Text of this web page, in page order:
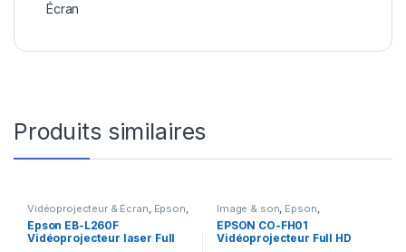
Écran
Produits similaires
Vidéoprojecteur & Écran, Epson,
Image & son ,Vidéoprojecteur
Epson EB-L260F
Vidéoprojecteur laser Full
Image & son, Epson,
Vidéoprojecteur,
Vidéoprojecteur & Écran
EPSON CO-FH01
Vidéoprojecteur Full HD